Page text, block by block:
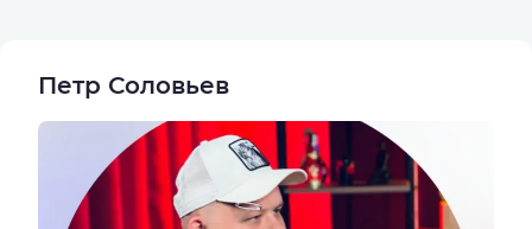
Петр Соловьев